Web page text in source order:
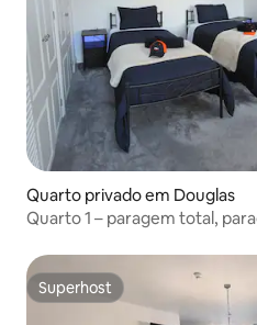
Quarto privado em Douglas
Quarto 1 – paragem total,
Superhost
Superhost